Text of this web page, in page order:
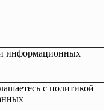
и информационных
с политикой